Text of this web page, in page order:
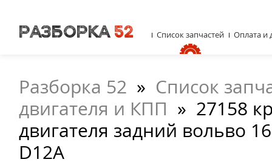
Разборка 52 » Список
двигателя и КПП » 27158
двигателя задний вольво
D12A
Список запчастей Оплата и